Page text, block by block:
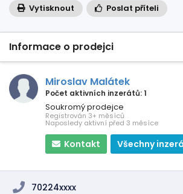
Vytisknout Poslat příteli
Informace o prodejci
Miroslav Malátek
Počet aktivních inzerátů: 1
Soukromý prodejce
Registrován 3+ měsíců
Naposledy aktivní před 3 měsíce
Kontakt Všechny
70224xxxx